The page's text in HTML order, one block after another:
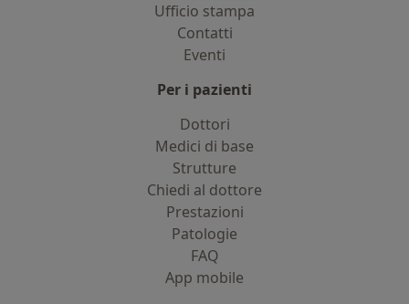
Ufficio stampa
Contatti
Eventi
Per i pazienti
Dottori
Medici di base
Strutture
Chiedi al dottore
Prestazioni
Patologie
FAQ
App mobile